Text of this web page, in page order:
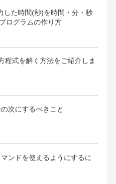
した時間(秒)を時間・分・秒
ログラムの作り方
程式を解く方法をご紹介しま
次にするべきこと
ンドを使えるようにするに